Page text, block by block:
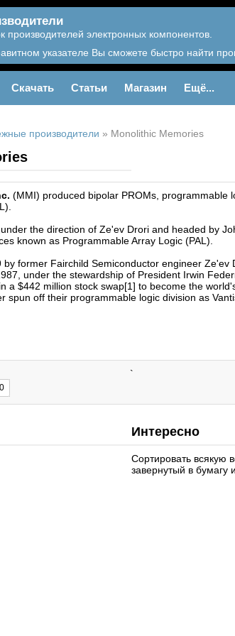
производителей электронных компонентов.
указателе Вы сможете быстро найти
Скачать Статьи Магазин Ещё...
производители » Monolithic Memories
(MMI) produced bipolar PROMs, programmable
the direction of Ze'ev Drori and headed by
known as Programmable Array Logic (PAL).
by former Fairchild Semiconductor engineer Ze'ev
under the stewardship of President Irwin
a $442 million stock swap[1] to become the
spun off their programmable logic division as
`
0
Интересно
Сортировать всякую
завернутый в бумагу